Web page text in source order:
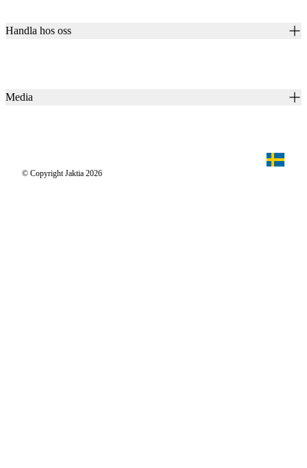
Karriär
Jaktia Brand Guidelines
Handla hos oss
Köpvillkor för företagskunder
Media
Jägaren© Copyright Jaktia 2026